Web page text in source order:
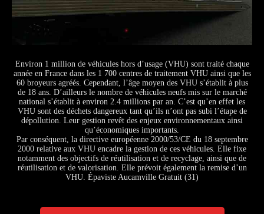
Environ 1 million de véhicules hors d’usage (VHU) sont traité chaque
année en France dans les 1 700 centres de traitement VHU ainsi que les
60 broyeurs agréés. Cependant, l’âge moyen des VHU s’établit à plus
de 18 ans. D’ailleurs le nombre de véhicules neufs mis sur le marché
national s’établit à environ 2.4 millions par an. C’est qu’en effet les
VHU sont des déchets dangereux tant qu’ils n’ont pas subi l’étape de
dépollution. Leur gestion revêt des enjeux environnementaux ainsi
qu’économiques importants.
Par conséquent, la directive européenne 2000/53/CE du 18 septembre
2000 relative aux VHU encadre la gestion de ces véhicules. Elle fixe
notamment des objectifs de réutilisation et de recyclage, ainsi que de
réutilisation et de valorisation. Elle prévoit également la remise d’un
VHU. Épaviste Aucamville Gratuit (31)